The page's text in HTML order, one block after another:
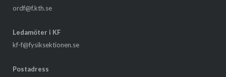
ordf@f.kth.se
Ledamöter i KF
kf-f@fysiksektionen.se
Postadress